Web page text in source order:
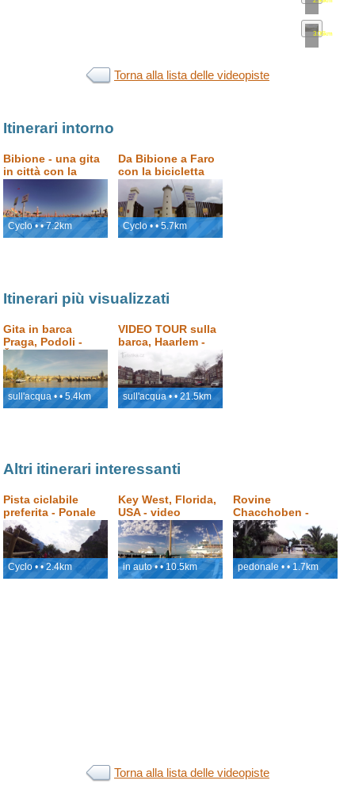
3.06km•
Torna alla lista delle videopiste
Itinerari intorno
Bibione - una gita
in città con la
Cyclo • • 7.2km
Da Bibione a Faro
con la bicicletta
Cyclo • • 5.7km
Itinerari più visualizzati
Gita in barca
Praga, Podoli -
Štvanice
sull'acqua • • 5.4km
VIDEO TOUR sulla
barca, Haarlem -
Amsterdam, Paesi
Bassi
sull'acqua • • 21.5km
Altri itinerari interessanti
Pista ciclabile
preferita - Ponale
Cyclo • • 2.4km
Key West, Florida,
USA - video
percorso
in auto • • 10.5km
Rovine
Chacchoben -
monumenti Maya,
Costa Maya,
Messico
pedonale • • 1.7km
Torna alla lista delle videopiste